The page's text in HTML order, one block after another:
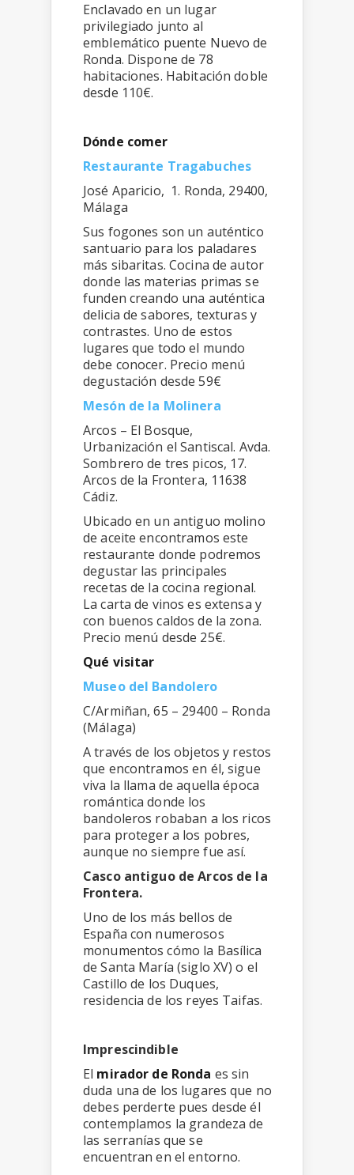
Enclavado en un lugar
privilegiado junto al
emblemático puente Nuevo de
Ronda. Dispone de 78
habitaciones. Habitación doble
desde 110€.
Dónde comer
Restaurante Tragabuches
José Aparicio, 1. Ronda, 29400,
Málaga
Sus fogones son un auténtico
santuario para los paladares
más sibaritas. Cocina de autor
donde las materias primas se
funden creando una auténtica
delicia de sabores, texturas y
contrastes. Uno de estos
lugares que todo el mundo
debe conocer. Precio menú
degustación desde 59€
Mesón de la Molinera
Arcos – El Bosque,
Urbanización el Santiscal. Avda.
Sombrero de tres picos, 17.
Arcos de la Frontera, 11638
Cádiz.
Ubicado en un antiguo molino
de aceite encontramos este
restaurante donde podremos
degustar las principales
recetas de la cocina regional.
La carta de vinos es extensa y
con buenos caldos de la zona.
Precio menú desde 25€.
Qué visitar
Museo del Bandolero
C/Armiñan, 65 – 29400 – Ronda
(Málaga)
A través de los objetos y restos
que encontramos en él, sigue
viva la llama de aquella época
romántica donde los
bandoleros robaban a los ricos
para proteger a los pobres,
aunque no siempre fue así.
Casco antiguo de Arcos de la
Frontera.
Uno de los más bellos de
España con numerosos
monumentos cómo la Basílica
de Santa María (siglo XV) o el
Castillo de los Duques,
residencia de los reyes Taifas.
Imprescindible
El mirador de Ronda es sin
duda una de los lugares que no
debes perderte pues desde él
contemplamos la grandeza de
las serranías que se
encuentran en el entorno.